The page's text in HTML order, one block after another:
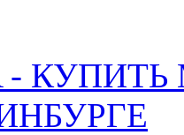
-